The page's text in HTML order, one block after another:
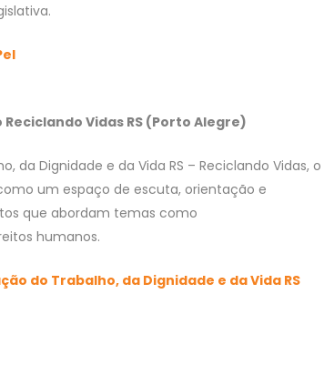
Vidas RS (Porto Alegre)
da Dignidade e da Vida RS – Reciclando Vidas, o
um espaço de escuta, orientação e
que abordam temas como
humanos.
do Trabalho, da Dignidade e da Vida RS